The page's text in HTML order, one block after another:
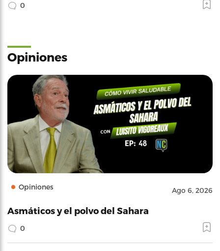
0
Opiniones
Opiniones Ago 6, 2026
Asmáticos y el polvo del Sahara
0